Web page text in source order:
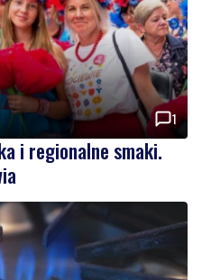
1
i regionalne smaki.